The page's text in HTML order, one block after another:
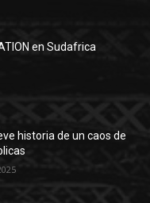
en Sudafrica
historia de un caos de